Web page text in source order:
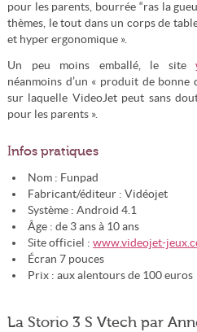
pour les parents, bourrée “ras la
thèmes, le tout dans un corps de
et hyper ergonomique ».
Un peu moins emballé, le site
néanmoins d’un « produit de bonne
sur laquelle VideoJet peut sans
pour les parents ».
Infos pratiques
Nom : Funpad
Fabricant/éditeur : Vidéojet
Système : Android 4.1
Âge : de 3 ans à 10 ans
Site officiel : www.videojet-
Écran 7 pouces
Prix : aux alentours de 100 euros
La Storio 3 S Vtech par